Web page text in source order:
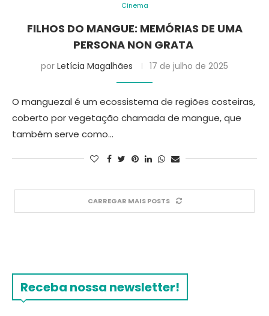
Cinema
FILHOS DO MANGUE: MEMÓRIAS DE UMA
PERSONA NON GRATA
por Letícia Magalhães 17 de julho de 2025
O manguezal é um ecossistema de regiões costeiras,
coberto por vegetação chamada de mangue, que
também serve como…
CARREGAR MAIS POSTS
Receba nossa newsletter!